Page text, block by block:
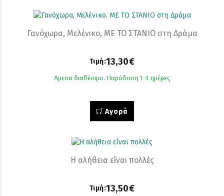
Γανόχωρα, Μελένικο, ΜΕ ΤΟ ΣΤΑΝΙΟ στη Δράμα
Τιμή:13,30€
Άμεσα διαθέσιμο. Παράδοση 1-3 ημέρες
Αγορά
Η αλήθεια είναι πολλές
Τιμή:13,50€